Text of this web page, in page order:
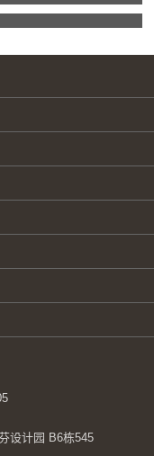
设计园 B6栋545